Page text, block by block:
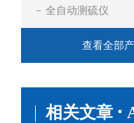
全自动测硫仪
查看全部
相关文章 ·